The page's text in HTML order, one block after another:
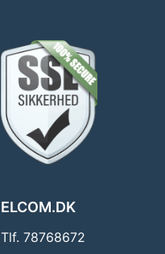
ELCOM.DK
Tlf. 78768672